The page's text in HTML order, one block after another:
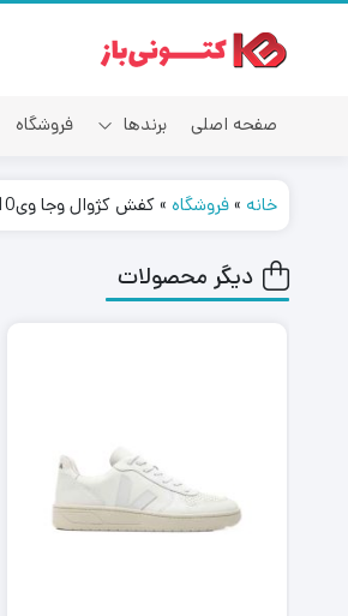
صفحه اصلی برندها فروشگاه
خانه »فروشگاه»کفش کژوال وجا وی10 سفید سبز مشکی Veja V-10 White Emeraude Black
دیگر محصولات